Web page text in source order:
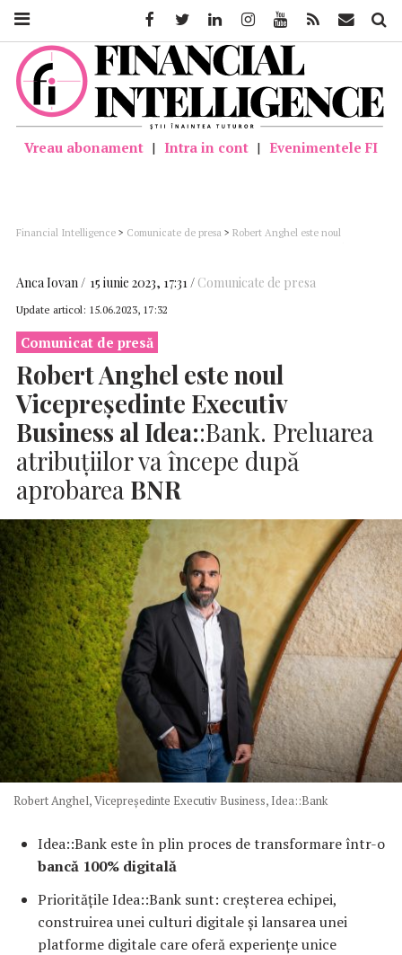
Vreau abonament | Intra in cont | Evenimentele FI
Financial Intelligence > Comunicate de presa > Robert Anghel este noul
Anca Iovan 15 iunie 2023, 17:31 Comunicate de presa
Update articol: 15.06.2023, 17:32
Comunicat de presă
Robert Anghel este noul
Vicepreședinte Executiv
Business al Idea::Bank. Preluarea
atribuțiilor va începe după
aprobareaBNR
Robert Anghel, Vicepreședinte Executiv Business, Idea::Bank
Idea::Bank este în plin proces de transformare într-o
bancă 100% digitală
Prioritățile Idea::Bank sunt: creșterea echipei,
construirea unei culturi digitale și lansarea unei
platforme digitale care oferă experiențe unice
FacebookTwitter LinkedinInstagramYoutube Feed Mail